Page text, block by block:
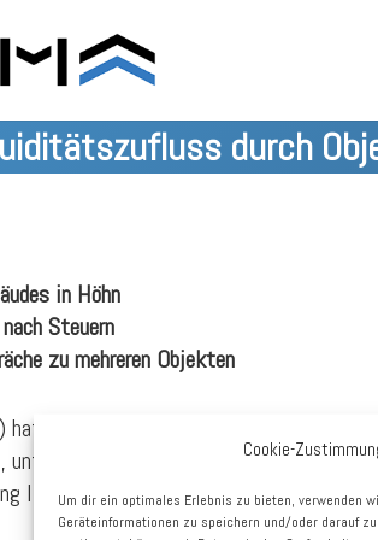
Cookie-
Um dir ein optimales Erlebnis zu bieten, verwenden
Geräteinformationen zu speichern und/oder darauf
durch
in Höhn
Steuern
zu mehreren Objekten
einen notariellen Vertrag zur
Käufer ist ein namhafter
liegt bereits vor. Der Verkauf wird zum